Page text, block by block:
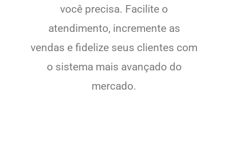
você precisa. Facilite o
atendimento, incremente as
vendas e fidelize seus clientes com
o sistema mais avançado do
mercado.